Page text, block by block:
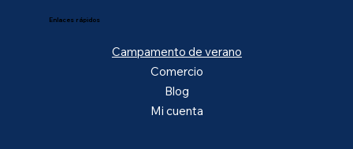
Enlaces rápidos
Campamento de verano
Comercio
Blog
Mi cuenta